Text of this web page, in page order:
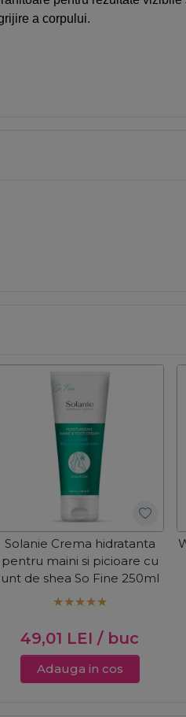
a corpului.
Solanie Crema hidratanta
pentru maini si picioare cu
unt de shea So Fine 250ml
49,01 LEI / buc
Adauga in cos